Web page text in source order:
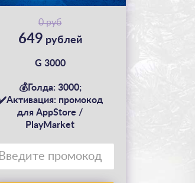
0 руб
649 рублей
G 3000
💰Голда: 3000;
промокод
для AppStore /
PlayMarket